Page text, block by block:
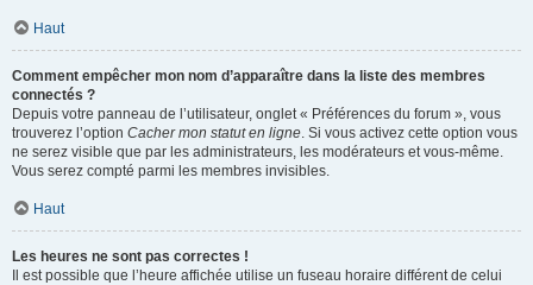
Haut
Comment empêcher mon nom d’apparaître dans la liste des membres
connectés ?
Depuis votre panneau de l’utilisateur, onglet « Préférences du forum », vous
trouverez l’option Cacher mon statut en ligne. Si vous activez cette option vous
ne serez visible que par les administrateurs, les modérateurs et vous-même.
Vous serez compté parmi les membres invisibles.
Haut
Les heures ne sont pas correctes !
Il est possible que l’heure affichée utilise un fuseau horaire différent de celui